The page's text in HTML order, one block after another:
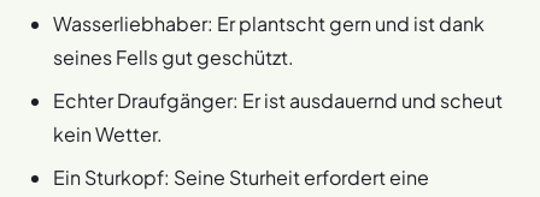
Wasserliebhaber: Er plantscht gern und ist dank
seines Fells gut geschützt.
Echter Draufgänger: Er ist ausdauernd und scheut
kein Wetter.
Ein Sturkopf: Seine Sturheit erfordert eine